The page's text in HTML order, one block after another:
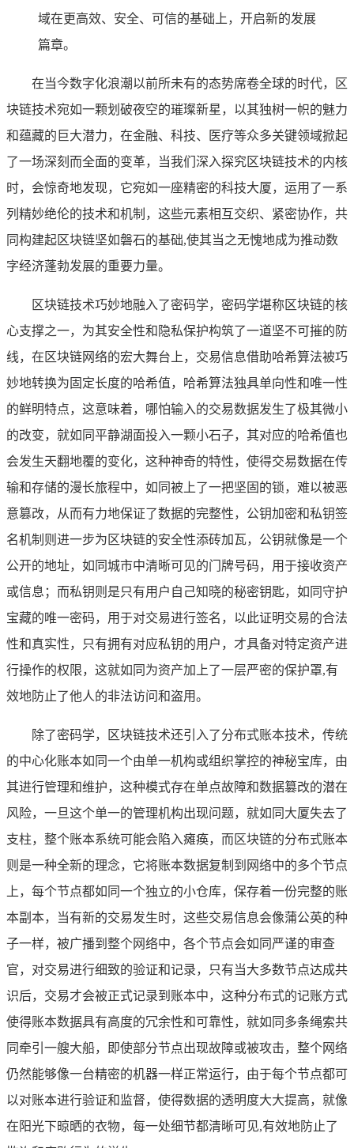
域在更高效、安全、可信的基础上，开启新的发展
篇章。
在当今数字化浪潮以前所未有的态势席卷全球的时代，区
块链技术宛如一颗划破夜空的璀璨新星，以其独树一帜的魅力
和蕴藏的巨大潜力，在金融、科技、医疗等众多关键领域掀起
了一场深刻而全面的变革，当我们深入探究区块链技术的内核
时，会惊奇地发现，它宛如一座精密的科技大厦，运用了一系
列精妙绝伦的技术和机制，这些元素相互交织、紧密协作，共
同构建起区块链坚如磐石的基础,使其当之无愧地成为推动数
字经济蓬勃发展的重要力量。
区块链技术巧妙地融入了密码学，密码学堪称区块链的核
心支撑之一，为其安全性和隐私保护构筑了一道坚不可摧的防
线，在区块链网络的宏大舞台上，交易信息借助哈希算法被巧
妙地转换为固定长度的哈希值，哈希算法独具单向性和唯一性
的鲜明特点，这意味着，哪怕输入的交易数据发生了极其微小
的改变，就如同平静湖面投入一颗小石子，其对应的哈希值也
会发生天翻地覆的变化，这种神奇的特性，使得交易数据在传
输和存储的漫长旅程中，如同被上了一把坚固的锁，难以被恶
意篡改，从而有力地保证了数据的完整性，公钥加密和私钥签
名机制则进一步为区块链的安全性添砖加瓦，公钥就像是一个
公开的地址，如同城市中清晰可见的门牌号码，用于接收资产
或信息；而私钥则是只有用户自己知晓的秘密钥匙，如同守护
宝藏的唯一密码，用于对交易进行签名，以此证明交易的合法
性和真实性，只有拥有对应私钥的用户，才具备对特定资产进
行操作的权限，这就如同为资产加上了一层严密的保护罩,有
效地防止了他人的非法访问和盗用。
除了密码学，区块链技术还引入了分布式账本技术，传统
的中心化账本如同一个由单一机构或组织掌控的神秘宝库，由
其进行管理和维护，这种模式存在单点故障和数据篡改的潜在
风险，一旦这个单一的管理机构出现问题，就如同大厦失去了
支柱，整个账本系统可能会陷入瘫痪，而区块链的分布式账本
则是一种全新的理念，它将账本数据复制到网络中的多个节点
上，每个节点都如同一个独立的小仓库，保存着一份完整的账
本副本，当有新的交易发生时，这些交易信息会像蒲公英的种
子一样，被广播到整个网络中，各个节点会如同严谨的审查
官，对交易进行细致的验证和记录，只有当大多数节点达成共
识后，交易才会被正式记录到账本中，这种分布式的记账方式
使得账本数据具有高度的冗余性和可靠性，就如同多条绳索共
同牵引一艘大船，即使部分节点出现故障或被攻击，整个网络
仍然能够像一台精密的机器一样正常运行，由于每个节点都可
以对账本进行验证和监督，使得数据的透明度大大提高，就像
在阳光下晾晒的衣物，每一处细节都清晰可见,有效地防止了